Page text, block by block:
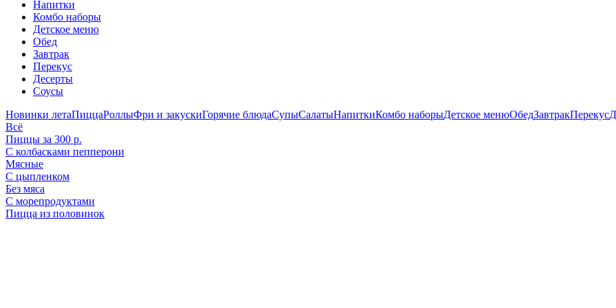
Напитки
Комбо наборы
Детское меню
Обед
Завтрак
Перекус
Десерты
Соусы
Новинки летаПиццаРоллыФри и закускиГорячие блюдаСупыСалатыНапиткиКомбо наборыДетское менюОбедЗавтракПерекус
Всё
Пиццы за 300 р.
С колбасками пепперони
Мясные
С цыпленком
Без мяса
С морепродуктами
Пицца из половинок